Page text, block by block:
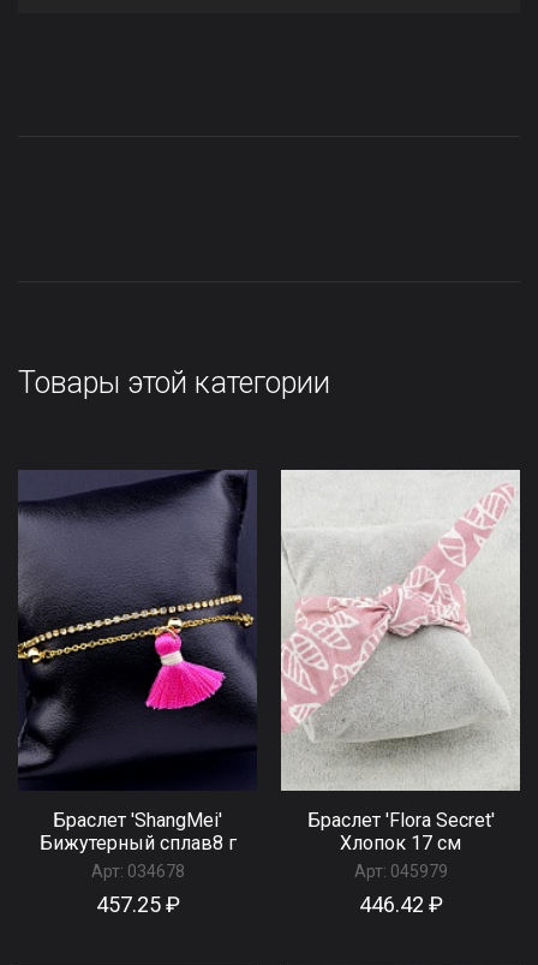
Товары этой категории
Браслет 'ShangMei'
Бижутерный сплав8 г
Арт: 034678
457.25 ₽
Браслет 'Flora Secret'
Хлопок 17 см
Арт: 045979
446.42 ₽